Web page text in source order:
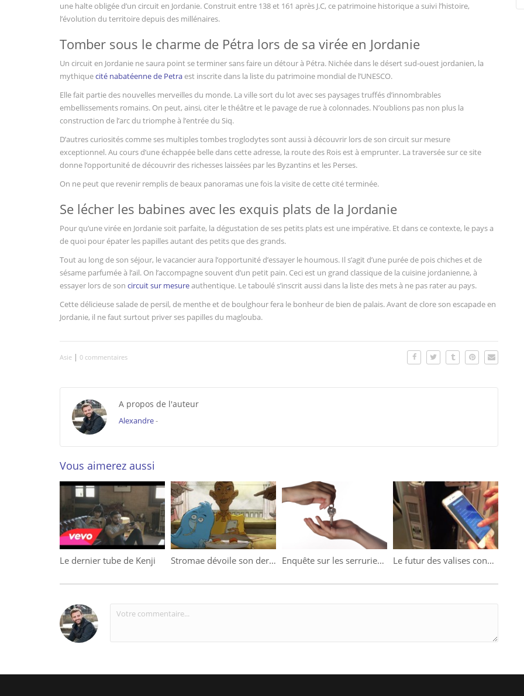
une halte obligée d’un circuit en Jordanie. Construit entre 138 et 161 après J.C, ce patrimoine historique a suivi l’histoire,
l’évolution du territoire depuis des millénaires.
Tomber sous le charme de Pétra lors de sa virée en Jordanie
Un circuit en Jordanie ne saura point se terminer sans faire un détour à Pétra. Nichée dans le désert sud-ouest jordanien, la
mythiquecité nabatéenne de Petraest inscrite dans la liste du patrimoine mondial de l’UNESCO.
Elle fait partie des nouvelles merveilles du monde. La ville sort du lot avec ses paysages truffés d’innombrables
embellissements romains. On peut, ainsi, citer le théâtre et le pavage de rue à colonnades. N’oublions pas non plus la
construction de l’arc du triomphe à l’entrée du Siq.
D’autres curiosités comme ses multiples tombes troglodytes sont aussi à découvrir lors de son circuit sur mesure
exceptionnel. Au cours d’une échappée belle dans cette adresse, la route des Rois est à emprunter. La traversée sur ce site
donne l’opportunité de découvrir des richesses laissées par les Byzantins et les Perses.
On ne peut que revenir remplis de beaux panoramas une fois la visite de cette cité terminée.
Se lécher les babines avec les exquis plats de la Jordanie
Pour qu’une virée en Jordanie soit parfaite, la dégustation de ses petits plats est une impérative. Et dans ce contexte, le pays a
de quoi pour épater les papilles autant des petits que des grands.
Tout au long de son séjour, le vacancier aura l’opportunité d’essayer le houmous. Il s’agit d’une purée de pois chiches et de
sésame parfumée à l’ail. On l’accompagne souvent d’un petit pain. Ceci est un grand classique de la cuisine jordanienne, à
essayer lors de son circuit sur mesureauthentique. Le taboulé s’inscrit aussi dans la liste des mets à ne pas rater au pays.
Cette délicieuse salade de persil, de menthe et de boulghour fera le bonheur de bien de palais. Avant de clore son escapade en
Jordanie, il ne faut surtout priver ses papilles du maglouba.
Asie | 0 commentaires
A propos de l'auteur
Alexandre-
Vous aimerez aussi
Le dernier tube de Kenji Stromae dévoile son dernier clip Enquête sur les serruriers parisiens Le futur des valises connectées